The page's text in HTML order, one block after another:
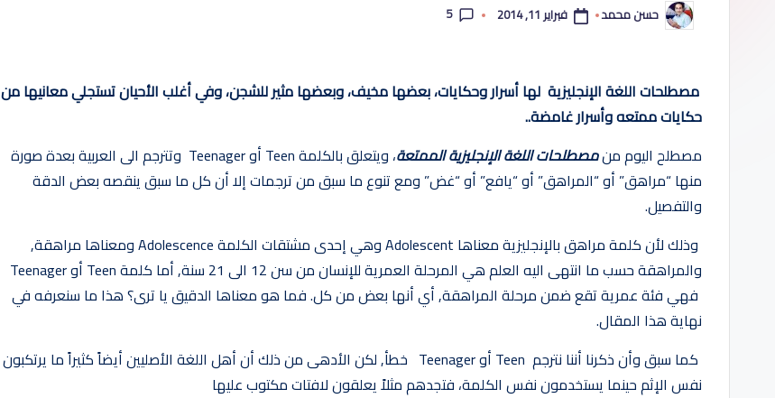
تمّ
النشر
حسن محمد فبراير 11, 2014 5
مصطلحات اللغة الإنجليزية لها أسرار وحكايات، بعضها مخيف، وبعضها مثير للشجن، وفي أغلب الأحيان تستجلي معانيها من
حكايات ممتعه وأسرار غامضة..
مصطلح اليوم منمصطلحات اللغة الإنجليزية الممتعة
، ويتعلق بالكلمة Teen أو Teenager وتترجم الى العربية بعدة صورة
منها “مراهق” أو “المراهق” أو “يافع” أو “غض” ومع تنوع ما سبق من ترجمات إلا أن كل ما سبق ينقصه بعض الدقة
والتفصيل.
وذلك لأن كلمة مراهق بالإنجليزية معناها Adolescent وهي إحدى مشتقات الكلمة Adolescence ومعناها مراهقة,
والمراهقة حسب ما انتهى اليه العلم هي المرحلة العمرية للإنسان من سن 12 الى 21 سنة, أما كلمة Teen أو Teenager
فهي فئة عمرية تقع ضمن مرحلة المراهقة, أي أنها بعض من كل. فما هو معناها الدقيق يا ترى؟ هذا ما سنعرفه في
نهاية هذا المقال.
كما سبق وأن ذكرنا أننا نترجم Teen أو Teenager خطأ, لكن الأدهى من ذلك أن أهل اللغة الأصليين أيضاً كثيراً ما يرتكبون
نفس الإثم حينما يستخدمون نفس الكلمة، فتجدهم مثلاً يعلقون لافتات مكتوب عليها